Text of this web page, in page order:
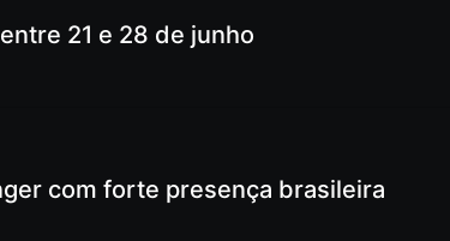
21 e 28 de junho
com forte presença brasileira